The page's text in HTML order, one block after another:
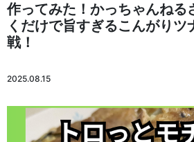
作ってみた！かっちゃんねる
くだけで旨すぎるこんがりツ
戦！
2025.08.15